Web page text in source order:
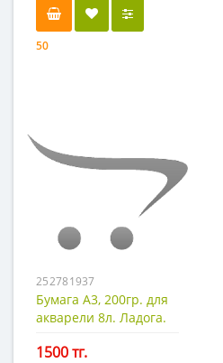
50
252781937
Бумага А3, 200гр. для
акварели 8л. Ладога.
1500 тг.